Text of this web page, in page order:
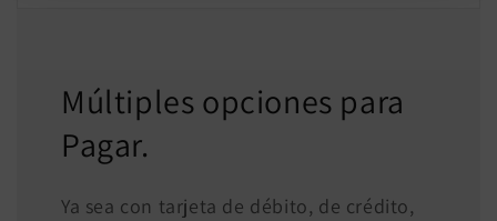
Múltiples opciones para
Pagar.
Ya sea con tarjeta de débito, de crédito,